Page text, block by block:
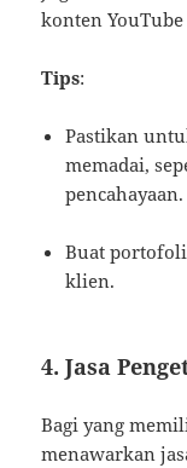
konten
Tips:
Pastikan
memadai,
pencahayaan.
Buat
klien.
4.Jasa
Bagi yang
menawarkan